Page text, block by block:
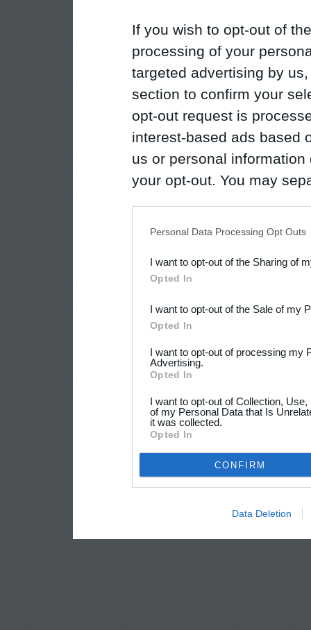
If you wish to opt-out of
processing of your
targeted advertising by
section to confirm your
opt-out request is
interest-based ads based
us or personal
your opt-out. You may
Downstream Participants
third parties.
Personal Data Processing Opt Outs
I want to opt-out of the Sharing of
Opted In
I want to opt-out of the Sale of my
Opted In
I want to opt-out of processing my
Advertising.
Opted In
I want to opt-out of Collection,
of my Personal Data that Is
it was collected.
Opted In
CONFIRM
Data Deletion